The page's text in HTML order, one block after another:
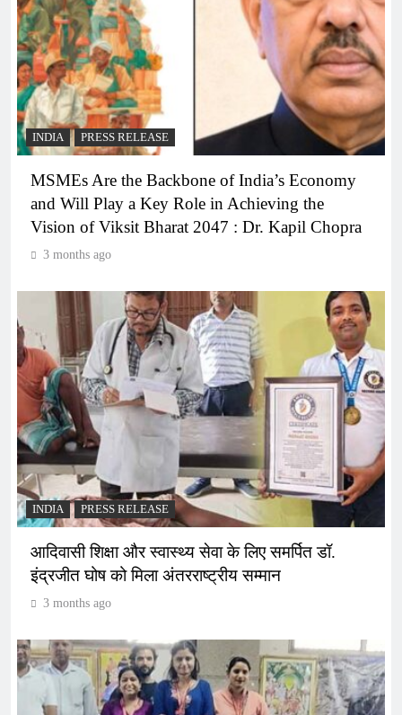
INDIA PRESS RELEASE
MSMEs Are the Backbone of India’s Economy
and Will Play a Key Role in Achieving the
Vision of Viksit Bharat 2047 : Dr. Kapil Chopra
3 months ago
INDIA PRESS RELEASE
आदिवासी शिक्षा और स्वास्थ्य सेवा के लिए समर्पित डॉ.
इंद्रजीत घोष को मिला अंतरराष्ट्रीय सम्मान
3 months ago